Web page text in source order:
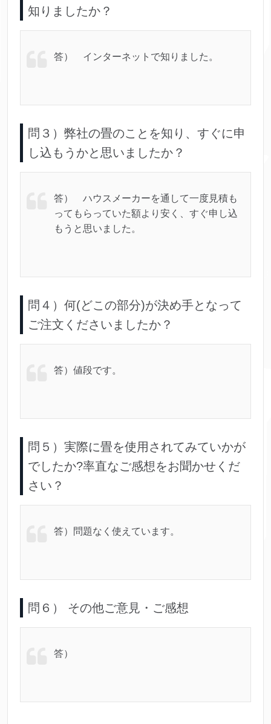
知りましたか？
答） インターネットで知りました。
問３）弊社の畳のことを知り、すぐに申
し込もうかと思いましたか？
答） ハウスメーカーを通して一度見積も
ってもらっていた額より安く、すぐ申し込
もうと思いました。
問４）何(どこの部分)が決め手となって
ご注文くださいましたか？
答）値段です。
問５）実際に畳を使用されてみていかが
でしたか?率直なご感想をお聞かせくだ
さい？
答）問題なく使えています。
問６） その他ご意見・ご感想
答）